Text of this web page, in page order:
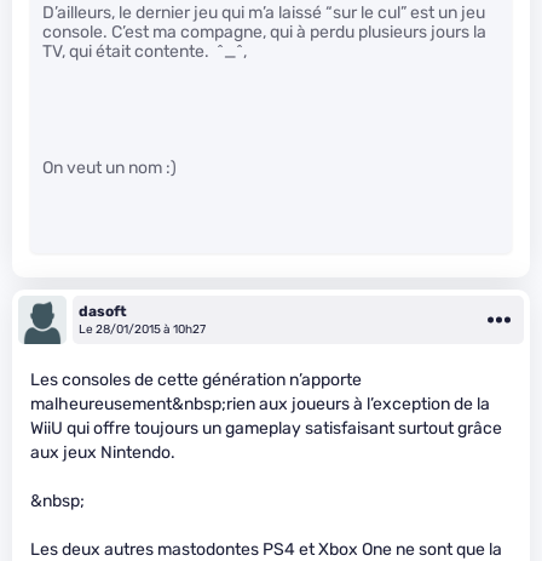
D’ailleurs, le dernier jeu qui m’a laissé “sur le cul” est un jeu
console. C’est ma compagne, qui à perdu plusieurs jours la
TV, qui était contente. ^_^,
On veut un nom :)
dasoft
Le 28/01/2015 à 10h27
Les consoles de cette génération n’apporte
malheureusement&nbsp;rien aux joueurs à l’exception de la
WiiU qui offre toujours un gameplay satisfaisant surtout grâce
aux jeux Nintendo.
&nbsp;
Les deux autres mastodontes PS4 et Xbox One ne sont que la